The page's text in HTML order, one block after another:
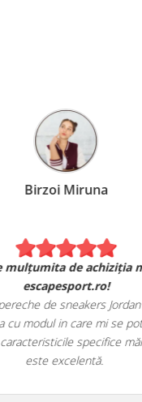
Birzoi
Sunt foarte mulțumita
comandat o pereche de
de fericita cu modul
au toate
este